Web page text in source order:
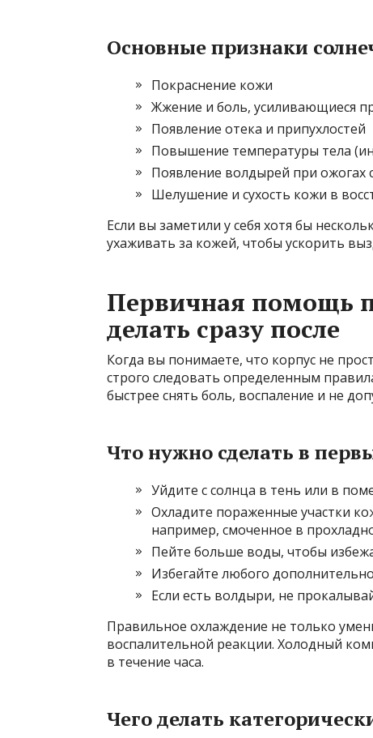
Основные признаки
Покраснение кожи
Жжение и боль, усиливающиеся
Появление отека и припухлостей
Повышение температуры тела
Появление волдырей при ожогах
Шелушение и сухость кожи в
Если вы заметили у себя хотя бы
ухаживать за кожей, чтобы ускорить
Первичная помощь
делать сразу после
Когда вы понимаете, что корпус не
строго следовать определенным
быстрее снять боль, воспаление и не
Что нужно сделать в
Уйдите с солнца в тень или в
Охладите пораженные участки
например, смоченное в
Пейте больше воды, чтобы
Избегайте любого
Если есть волдыри, не
Правильное охлаждение не только
воспалительной реакции. Холодный
в течение часа.
Чего делать